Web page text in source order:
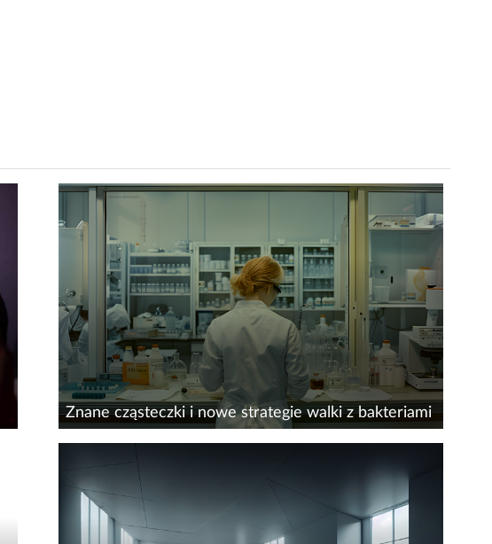
Znane cząsteczki i nowe strategie walki z bakteriami
Rozwój nowych terapii coraz częściej opiera się na
ponownej analizie danych&nbsp;znanych
mechanizmów biologicznych i cząsteczek, które
wcześniej nie trafiły do praktyki klinicznej. Równolegle